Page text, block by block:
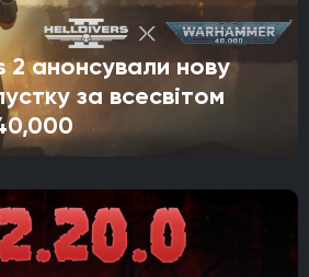
2 анонсували нову
за всесвітом